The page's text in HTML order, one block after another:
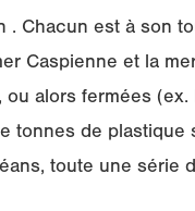
. Chacun est à son
Caspienne et la mer
ou alors fermées (ex.
tonnes de plastique
toute une série